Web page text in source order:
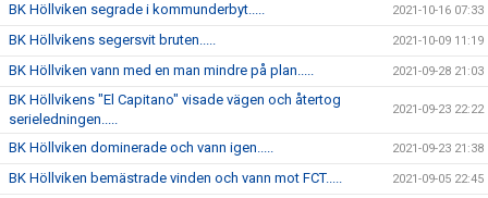
BK Höllviken segrade i kommunderbyt..... 2021-10-16 07:33
BK Höllvikens segersvit bruten..... 2021-10-09 11:19
BK Höllviken vann med en man mindre på plan..... 2021-09-28 21:03
BK Höllvikens "El Capitano" visade vägen och återtog
serieledningen.....
2021-09-23 22:22
BK Höllviken dominerade och vann igen..... 2021-09-23 21:38
BK Höllviken bemästrade vinden och vann mot FCT..... 2021-09-05 22:45